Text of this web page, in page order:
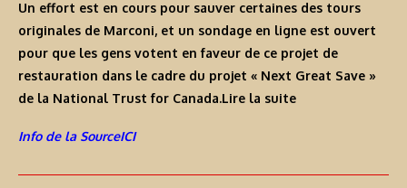
Un effort est en cours pour sauver certaines des tours
originales de Marconi, et un sondage en ligne est ouvert
pour que les gens votent en faveur de ce projet de
restauration dans le cadre du projet « Next Great Save »
de la National Trust for Canada.Lire la suite
Info de la SourceICI